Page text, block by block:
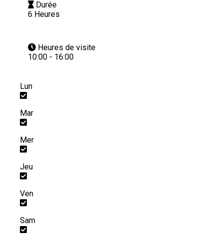
Durée
6 Heures
Heures de visite
10:00 - 16:00
Lun
Mar
Mer
Jeu
Ven
Sam